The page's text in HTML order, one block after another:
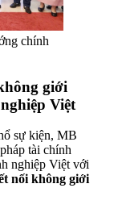
chính
giới
Việt
sự kiện, MB
tài chính
nghiệp Việt với
nối không giới